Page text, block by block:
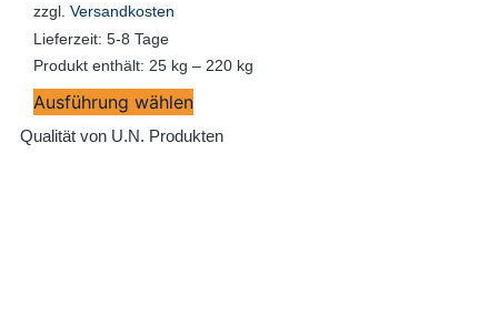
zzgl. Versandkosten
Lieferzeit: 5-8 Tage
Produkt enthält: 25 kg – 220 kg
Ausführung wählen
Qualität von U.N. Produkten